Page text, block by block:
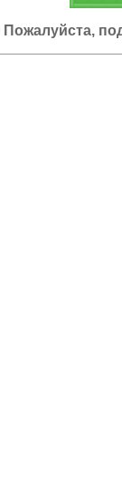
Пожалуйста,